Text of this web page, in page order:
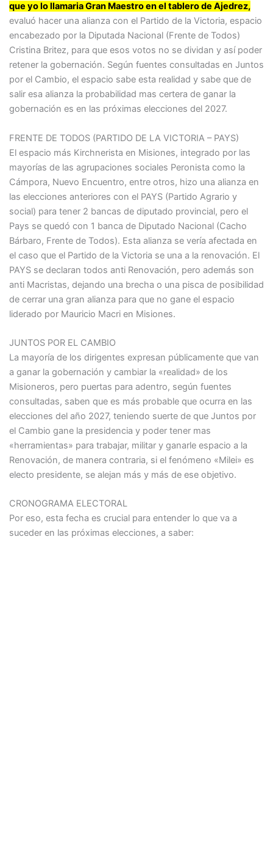
que yo lo llamaria Gran Maestro en el tablero de Ajedrez,
evaluó hacer una alianza con el Partido de la Victoria, espacio
encabezado por la Diputada Nacional (Frente de Todos)
Cristina Britez, para que esos votos no se dividan y así poder
retener la gobernación. Según fuentes consultadas en Juntos
por el Cambio, el espacio sabe esta realidad y sabe que de
salir esa alianza la probabilidad mas certera de ganar la
gobernación es en las próximas elecciones del 2027.
FRENTE DE TODOS (PARTIDO DE LA VICTORIA – PAYS)
El espacio más Kirchnerista en Misiones, integrado por las
mayorías de las agrupaciones sociales Peronista como la
Cámpora, Nuevo Encuentro, entre otros, hizo una alianza en
las elecciones anteriores con el PAYS (Partido Agrario y
social) para tener 2 bancas de diputado provincial, pero el
Pays se quedó con 1 banca de Diputado Nacional (Cacho
Bárbaro, Frente de Todos). Esta alianza se vería afectada en
el caso que el Partido de la Victoria se una a la renovación. El
PAYS se declaran todos anti Renovación, pero además son
anti Macristas, dejando una brecha o una pisca de posibilidad
de cerrar una gran alianza para que no gane el espacio
liderado por Mauricio Macri en Misiones.
JUNTOS POR EL CAMBIO
La mayoría de los dirigentes expresan públicamente que van
a ganar la gobernación y cambiar la «realidad» de los
Misioneros, pero puertas para adentro, según fuentes
consultadas, saben que es más probable que ocurra en las
elecciones del año 2027, teniendo suerte de que Juntos por
el Cambio gane la presidencia y poder tener mas
«herramientas» para trabajar, militar y ganarle espacio a la
Renovación, de manera contraria, si el fenómeno «Milei» es
electo presidente, se alejan más y más de ese objetivo.
CRONOGRAMA ELECTORAL
Por eso, esta fecha es crucial para entender lo que va a
suceder en las próximas elecciones, a saber: